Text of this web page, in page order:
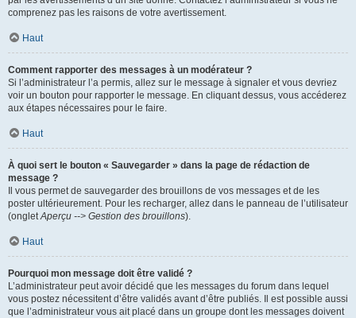
comprenez pas les raisons de votre avertissement.
Haut
Comment rapporter des messages à un modérateur ?
Si l’administrateur l’a permis, allez sur le message à signaler et vous devriez
voir un bouton pour rapporter le message. En cliquant dessus, vous accéderez
aux étapes nécessaires pour le faire.
Haut
À quoi sert le bouton « Sauvegarder » dans la page de rédaction de
message ?
Il vous permet de sauvegarder des brouillons de vos messages et de les
poster ultérieurement. Pour les recharger, allez dans le panneau de l’utilisateur
(ongletAperçu --> Gestion des brouillons).
Haut
Pourquoi mon message doit être validé ?
L’administrateur peut avoir décidé que les messages du forum dans lequel
vous postez nécessitent d’être validés avant d’être publiés. Il est possible aussi
que l’administrateur vous ait placé dans un groupe dont les messages doivent